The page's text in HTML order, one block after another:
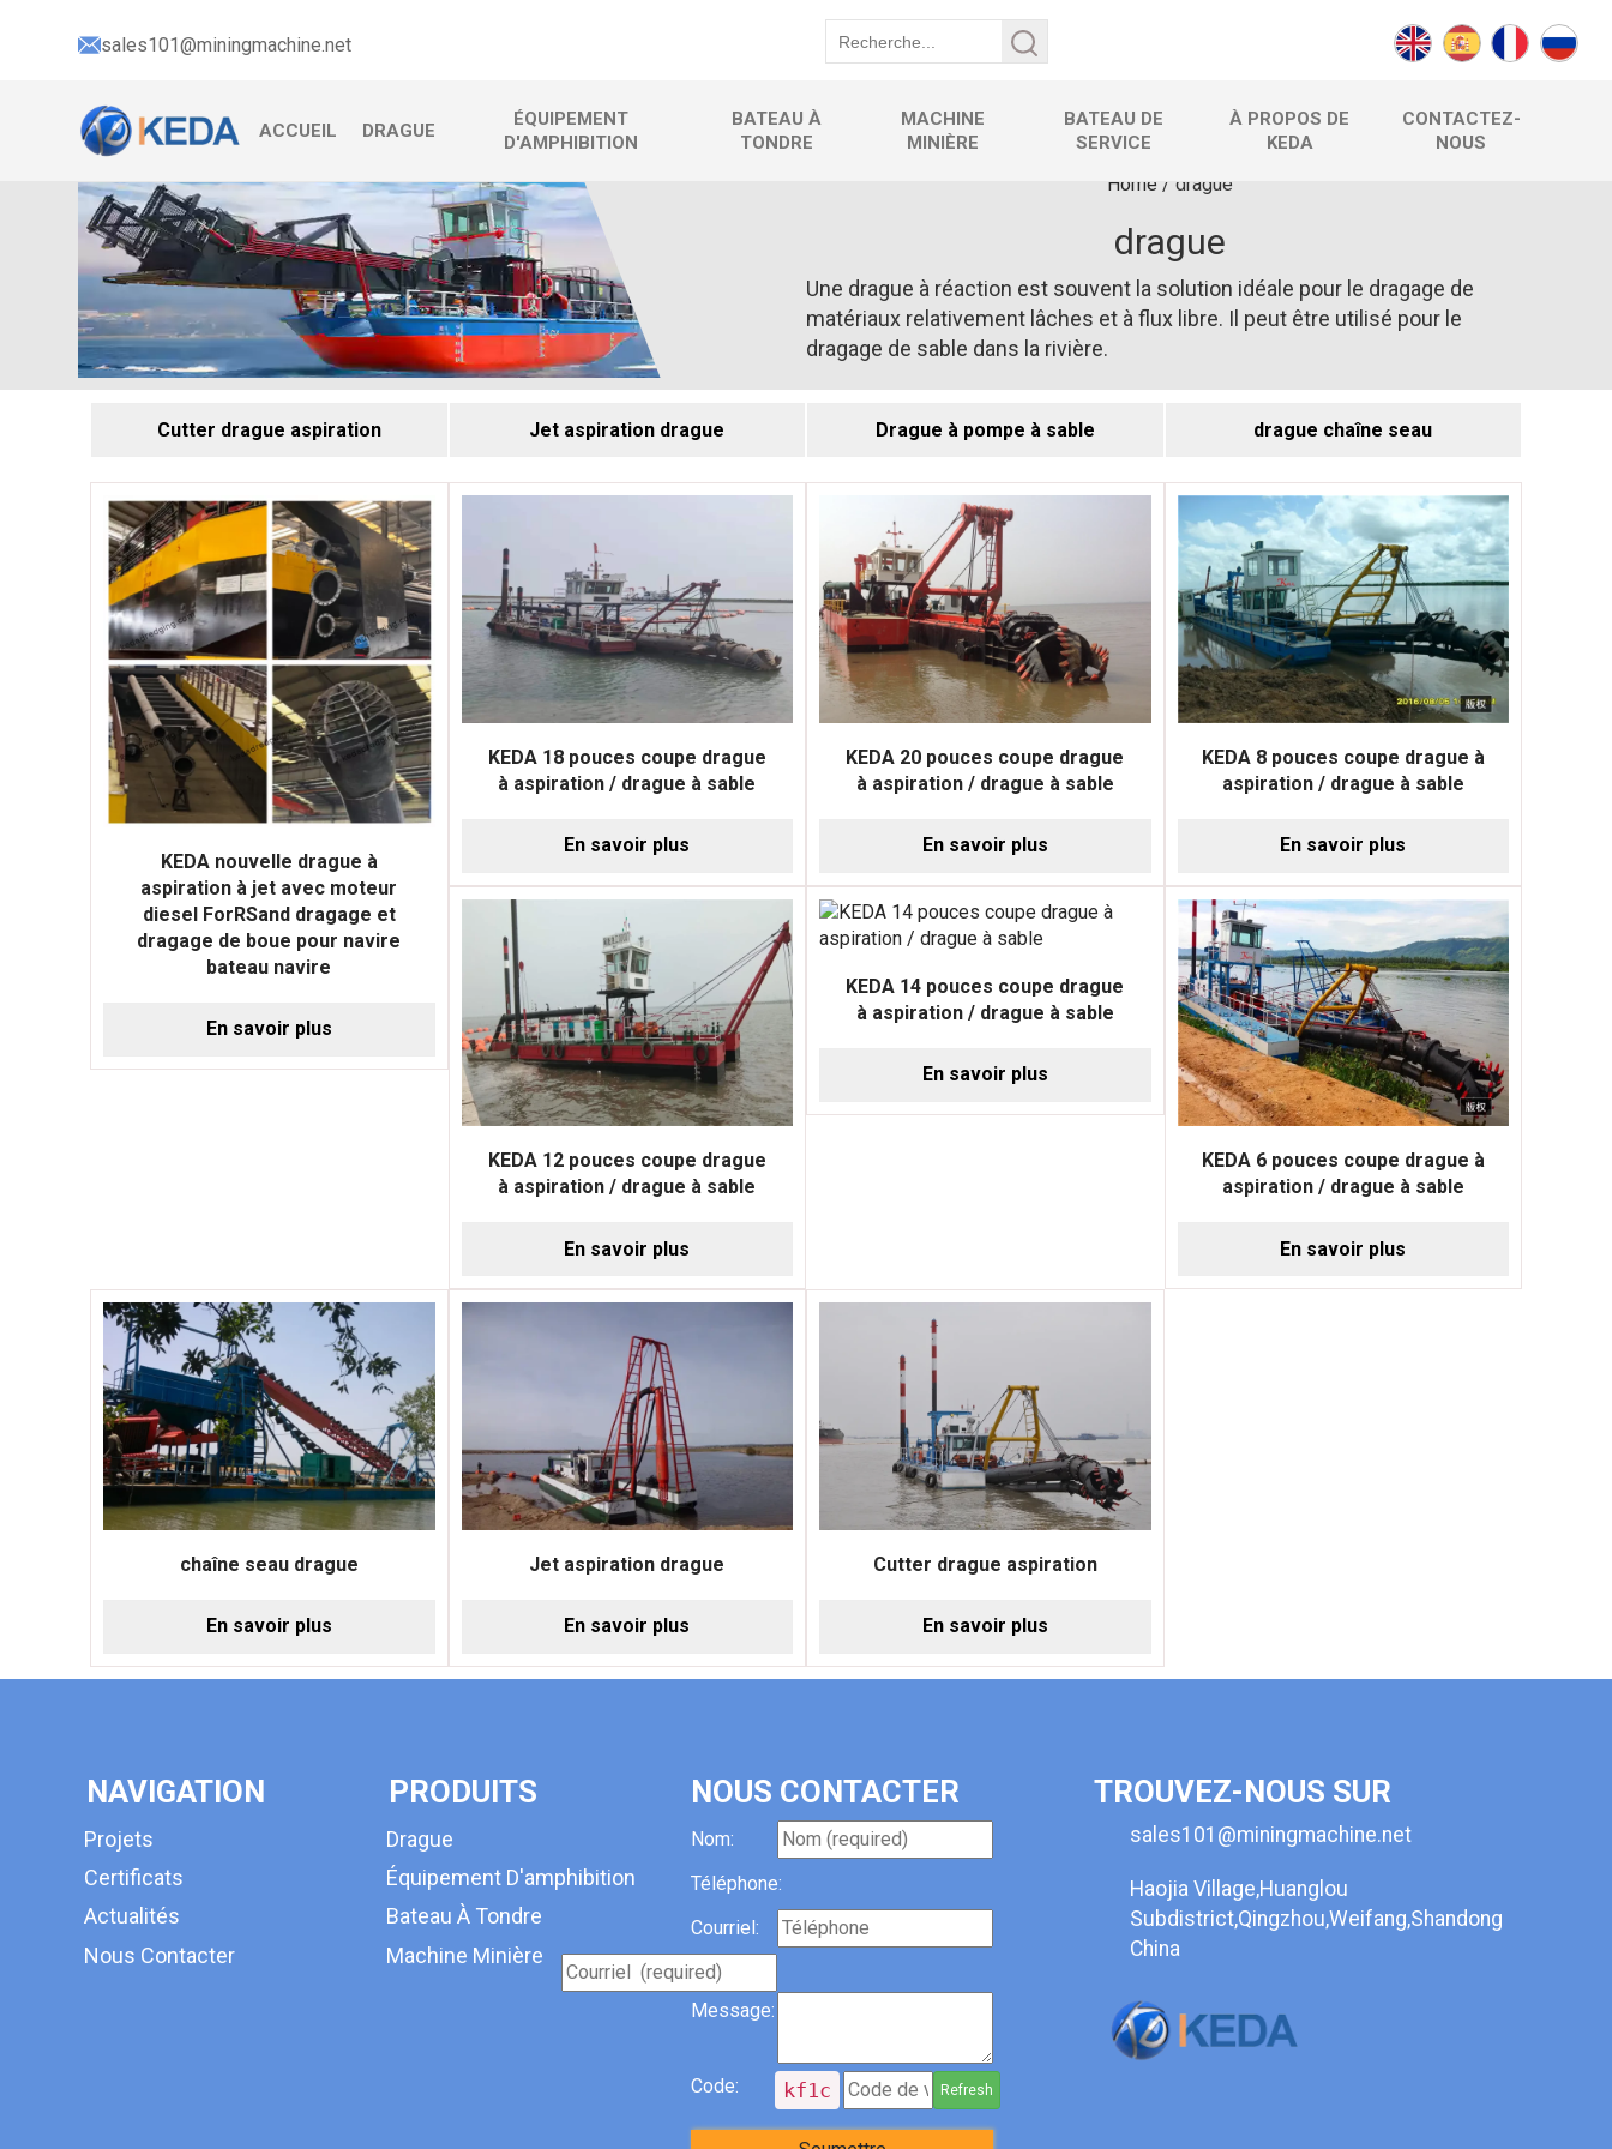
sales101@miningmachine.net
ACCUEIL DRAGUE
ÉQUIPEMENT
D'AMPHIBITION
BATEAU À
TONDRE
MACHINE
MINIÈRE
BATEAU DE
SERVICE
À PROPOS DE
KEDA
CONTACTEZ-
NOUS
Home / drague
drague
Une drague à réaction est souvent la solution idéale pour le dragage de
matériaux relativement lâches et à flux libre. Il peut être utilisé pour le
dragage de sable dans la rivière.
Cutter drague aspiration Jet aspiration drague Drague à pompe à sable drague chaîne seau
KEDA nouvelle drague à
aspiration à jet avec moteur
diesel ForRSand dragage et
dragage de boue pour navire
bateau navire
En savoir plus
KEDA 18 pouces coupe drague
à aspiration / drague à sable
En savoir plus
KEDA 20 pouces coupe drague
à aspiration / drague à sable
En savoir plus
KEDA 8 pouces coupe drague à
aspiration / drague à sable
En savoir plus
KEDA 12 pouces coupe drague
à aspiration / drague à sable
En savoir plus
KEDA 14 pouces coupe drague
à aspiration / drague à sable
En savoir plus
KEDA 6 pouces coupe drague à
aspiration / drague à sable
En savoir plus
chaîne seau drague
En savoir plus
Jet aspiration drague
En savoir plus
Cutter drague aspiration
En savoir plus
NAVIGATION
Projets
Certificats
Actualités
Nous Contacter
PRODUITS
Drague
Équipement D'amphibition
Bateau À Tondre
Machine Minière
NOUS CONTACTER
Nom:
Téléphone:
Courriel:
Message:
Code: kf1c Refresh
TROUVEZ-NOUS SUR
sales101@miningmachine.net
Haojia Village,Huanglou
Subdistrict,Qingzhou,Weifang,Shandong
China